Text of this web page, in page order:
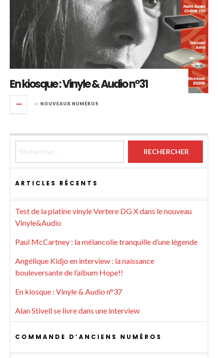
En kiosque : Vinyle & Audio n°31
in NOUVEAUX NUMÉROS
ARTICLES RÉCENTS
Test de la platine vinyle Vertere DG X dans le nouveau
Vinyle&Audio
Paul McCartney : la mélancolie tranquille d’une légende
Angélique Kidjo en interview : la naissance
bouleversante de l’album Hope!!
En kiosque : Vinyle & Audio n°37
Alan Stivell se livre dans une interview
COMMANDE D’ANCIENS NUMÉROS